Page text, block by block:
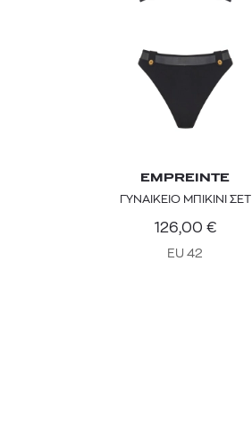
EMPREINTE
ΓΥΝΑΙΚΕΙΟ ΜΠΙΚΙΝΙ ΣΕΤ
126,00 €
EU 42